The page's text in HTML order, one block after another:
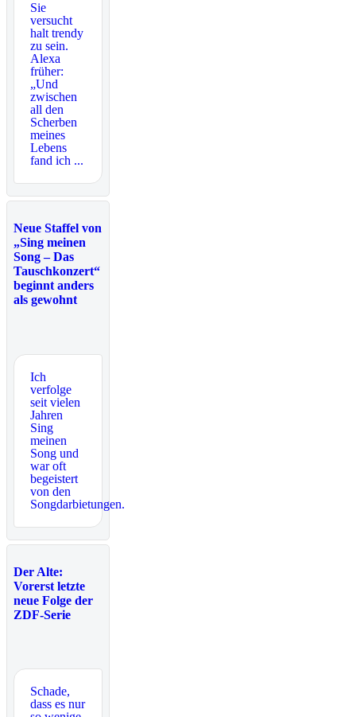
Sie
versucht
halt trendy
zu sein.
Alexa
früher:
„Und
zwischen
all den
Scherben
meines
Lebens
fand ich ...
Neue Staffel von
„Sing meinen
Song – Das
Tauschkonzert“
beginnt anders
als gewohnt
Ich
verfolge
seit vielen
Jahren
Sing
meinen
Song und
war oft
begeistert
von den
Songdarbietungen.
Der Alte:
Vorerst letzte
neue Folge der
ZDF-Serie
Schade,
dass es nur